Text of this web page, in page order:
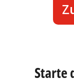
Starte